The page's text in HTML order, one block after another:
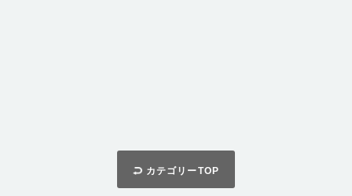
カテゴリーTOP